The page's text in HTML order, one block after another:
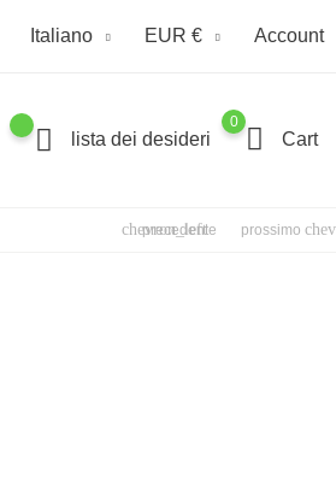
Italiano EUR € Account
lista dei desideri
0
Cart
chevron_left
precedente prossimo